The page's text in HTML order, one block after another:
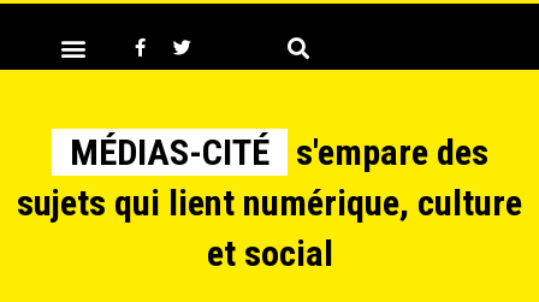
MÉDIAS-CITÉ
s'empare des
sujets qui lient numérique, culture
et social